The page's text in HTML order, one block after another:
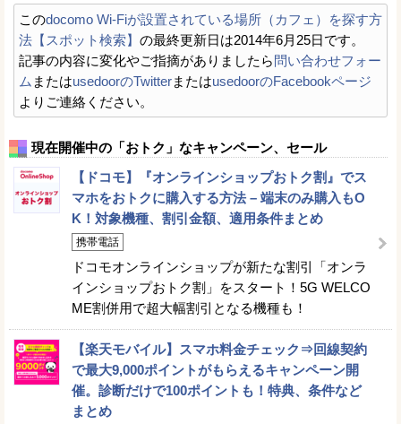
このdocomo Wi-Fiが設置されている場所（カフェ）を探す方
法【スポット検索】 の最終更新日は2014年6月25日です。
記事の内容に変化やご指摘がありましたら問い合わせフォー
ム またはusedoorのTwitterまたはusedoorのFacebookページ
よりご連絡ください。
現在開催中の「おトク」なキャンペーン、セール
【ドコモ】『オンラインショップおトク割』でス
マホをおトクに購入する方法 – 端末のみ購入もO
K！対象機種、割引金額、適用条件まとめ
携帯電話
ドコモオンラインショップが新たな割引「オンラ
インショップおトク割」をスタート！5G WELCO
ME割併用で超大幅割引となる機種も！
【楽天モバイル】スマホ料金チェック⇒回線契約
で最大9,000ポイントがもらえるキャンペーン開
催。診断だけで100ポイントも！特典、条件など
まとめ